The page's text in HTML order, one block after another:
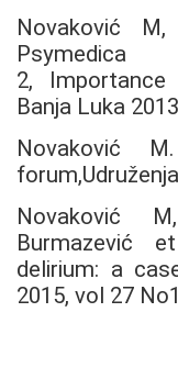
Novaković
2,
Banja Luka
Novaković
Novaković
Burmazević
delirium: a
2015, vol 27